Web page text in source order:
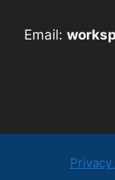
Email: